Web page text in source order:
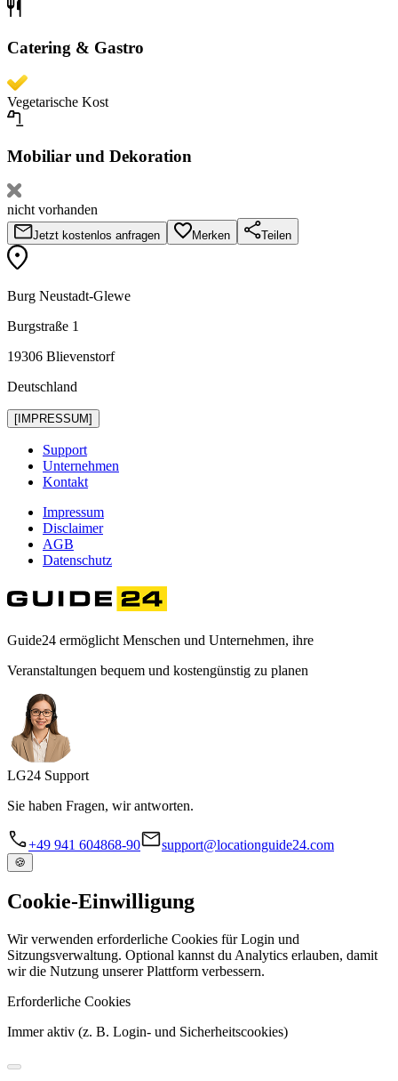
Catering & Gastro
Vegetarische Kost
Mobiliar und Dekoration
nicht vorhanden
Jetzt kostenlos anfragen Merken Teilen
Burg Neustadt-Glewe
Burgstraße 1
19306 Blievenstorf
Deutschland
[IMPRESSUM]
Support
Unternehmen
Kontakt
Impressum
Disclaimer
AGB
Datenschutz
Guide24 ermöglicht Menschen und Unternehmen, ihre
Veranstaltungen bequem und kostengünstig zu planen
LG24 Support
Sie haben Fragen, wir antworten.
+49 941 604868-90 support@locationguide24.com
🍪
Cookie-Einwilligung
Wir verwenden erforderliche Cookies für Login und
Sitzungsverwaltung. Optional kannst du Analytics erlauben, damit
wir die Nutzung unserer Plattform verbessern.
Erforderliche Cookies
Immer aktiv (z. B. Login- und Sicherheitscookies)